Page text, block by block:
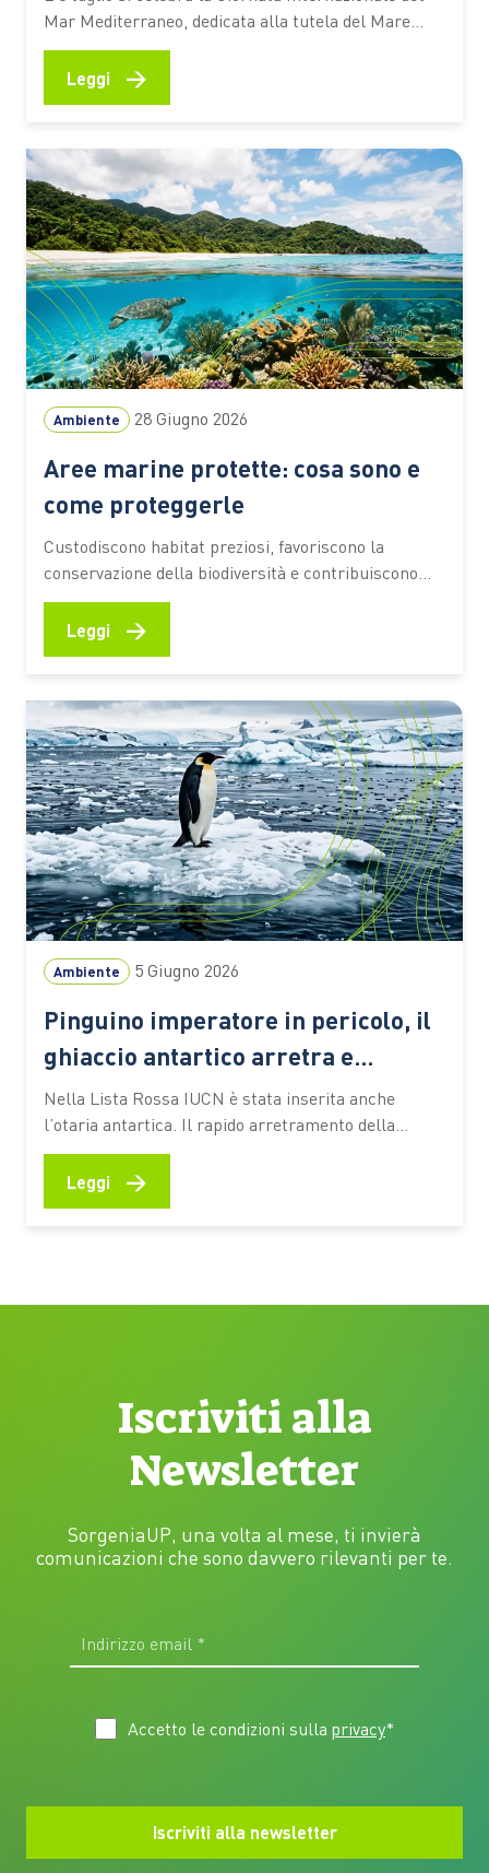
Mar Mediterraneo, dedicata alla tutela del Mare
Nostrum e dei suoi ecosistemi. Tra questi c’è la
Posidonia oceanica, una pianta marina che
estate milioni di persone scelgono…
Leggi →
Ambiente 28 Giugno 2026
Aree marine protette: cosa sono e
come proteggerle
Custodiscono habitat preziosi, favoriscono la
conservazione della biodiversità e contribuiscono
alla resilienza degli ecosistemi costieri. Scopri come
funzionano, quali benefici offrono e quali
naturali che proteggono le coste e aree di
riproduzione per numerose specie marine.…
Leggi →
Ambiente 5 Giugno 2026
Pinguino imperatore in pericolo, il
ghiaccio antartico arretra e
minaccia la specie
Nella Lista Rossa IUCN è stata inserita anche
l’otaria antartica. Il rapido arretramento della
banchisa e la diminuzione del krill, il piccolo
crostaceo alla base della catena alimentare polare,
Leggi →
Iscriviti alla
Newsletter
SorgeniaUP, una volta al mese, ti invierà
comunicazioni che sono davvero rilevanti per te.
Accetto le condizioni sulla privacy*